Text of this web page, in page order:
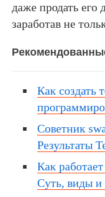
даже продать его
заработав не
Как создать
Советник
Результаты
Как
Суть, виды